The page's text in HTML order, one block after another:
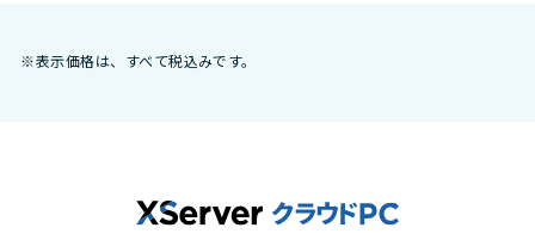
※表示価格は、すべて税込みです。